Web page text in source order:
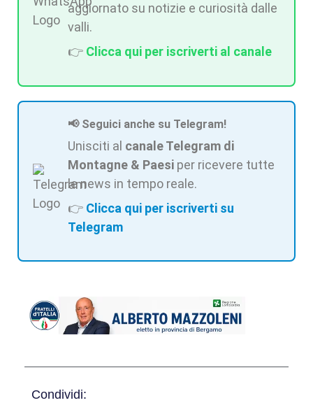
aggiornato su notizie e curiosità dalle
valli.
👉 Clicca qui per iscriverti al canale
📢 Seguici anche su Telegram!
Unisciti al canale Telegram di
Montagne & Paesi per ricevere tutte
le news in tempo reale.
👉 Clicca qui per iscriverti su
Telegram
Condividi: